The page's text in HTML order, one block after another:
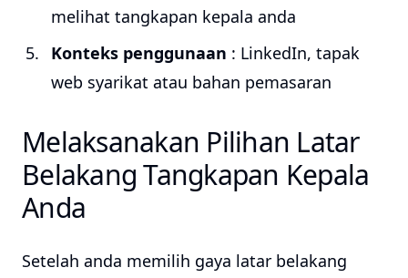
melihat tangkapan kepala anda
Konteks penggunaan : LinkedIn, tapak
web syarikat atau bahan pemasaran
Melaksanakan Pilihan Latar
Belakang Tangkapan Kepala
Anda
Setelah anda memilih gaya latar belakang